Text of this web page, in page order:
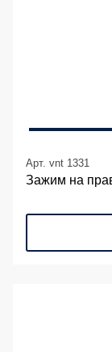
Арт. vnt 1331
Зажим на